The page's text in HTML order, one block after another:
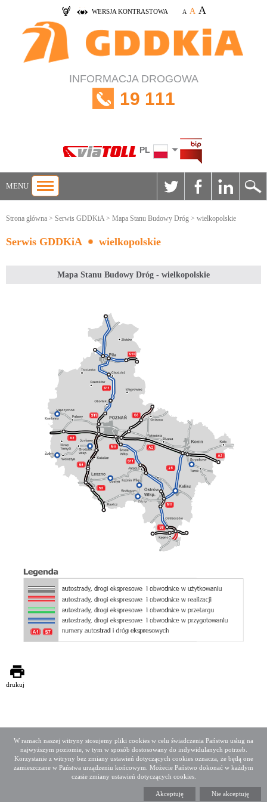
W ramach naszej witryny stosujemy pliki cookies w celu świadczenia Państwu usług na
najwyższym poziomie, w tym w sposób dostosowany do indywidulanych potrzeb.
Korzystanie z witryny bez zmiany ustawień dotyczących cookies oznacza, że będą one
zamieszczane w Państwa urządzeniu końcowym. Możecie Państwo dokonać w każdym
czasie zmiany ustawień dotyczących cookies.
Akceptuję Nie akceptuję
WERSJA KONTRASTOWA A A A
INFORMACJA DROGOWA
19 111
PL
MENU
Strona główna > Serwis GDDKiA> Mapa Stanu Budowy Dróg > wielkopolskie
Serwis GDDKiA wielkopolskie
Mapa Stanu Budowy Dróg - wielkopolskie
drukuj
Deklaracja dostępności
Mapa serwisu
Media społecznościowe
Twitter Facebook Linkedin
Copyright 2015 GDDKiA
ul. Wronia 53, 00-874 Warszawa, Tel +48 22 375 88 88